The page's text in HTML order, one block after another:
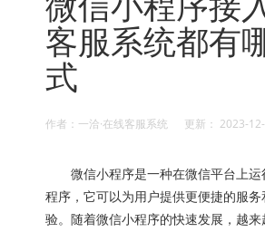
客服系统都有
式
作者：一洽·在线客服系统 更新： 2023-
微信小程序是一种在微信平台上运
程序，它可以为用户提供更便捷的服
验。随着微信小程序的快速发展，越